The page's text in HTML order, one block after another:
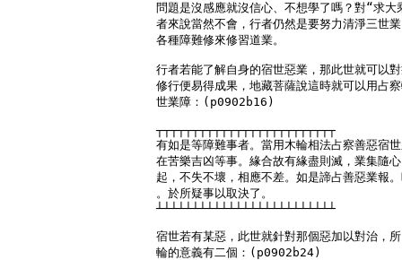
問題是沒感應就沒信心、不想學了嗎？對“求大
者來說當然不會，行者仍然是要努力清淨三世
各種障難修來修習道業。
行者若能了解自身的宿世惡業，那此世就可以
修行便易得成果，地藏菩薩說這時就可以用占
世業障：(p0902b16)
┬┬┬┬┬┬┬┬┬┬┬┬┬┬┬┬┬┬┬┬┬┬┬┬┬
有如是等障難事者。當用木輪相法占察善惡宿
在苦樂吉凶等事。緣合故有緣盡則滅，業集隨
起，不失不壞，相應不差。如是諦占善惡業報
。於所疑事以取決了。
┴┴┴┴┴┴┴┴┴┴┴┴┴┴┴┴┴┴┴┴┴┴┴┴┴
宿世若有某惡，此世就針對那個惡加以對治，
輪的意義有二個：(p0902b24)